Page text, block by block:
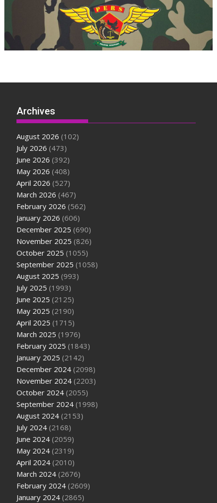
Archives
August 2026 (102)
July 2026 (473)
June 2026 (392)
May 2026 (408)
April 2026 (527)
March 2026 (467)
February 2026 (562)
January 2026 (606)
December 2025 (690)
November 2025 (826)
October 2025 (1055)
September 2025 (1058)
August 2025 (993)
July 2025 (1993)
June 2025 (2125)
May 2025 (2190)
April 2025 (1715)
March 2025 (1976)
February 2025 (1843)
January 2025 (2142)
December 2024 (2098)
November 2024 (2203)
October 2024 (2055)
September 2024 (1998)
August 2024 (2153)
July 2024 (2168)
June 2024 (2059)
May 2024 (2319)
April 2024 (2010)
March 2024 (2676)
February 2024 (2609)
January 2024 (2865)